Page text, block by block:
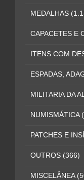
MEDALHAS
CAPACETES E
ITENS COM
ESPADAS,
MILITARIA DA
NUMISMÁTICA
PATCHES E
OUTROS (366)
MISCELÂNEA